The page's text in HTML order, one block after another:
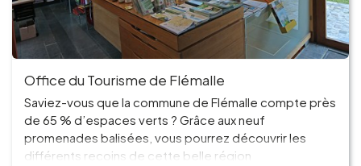
Office du Tourisme de Flémalle
Saviez-vous que la commune de Flémalle compte près
de 65 % d’espaces verts ? Grâce aux neuf
promenades balisées, vous pourrez découvrir les
différents recoins de cette belle région